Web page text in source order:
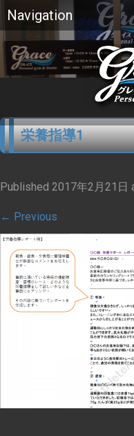
Navigation
栄養指導1
Published 2017年2月21日
← Previous